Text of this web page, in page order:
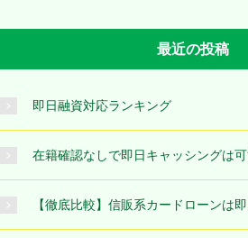
最近の投稿
即日融資対応ランキング
在籍確認なしで即日キャッシングは可
【徹底比較】信販系カードローンは